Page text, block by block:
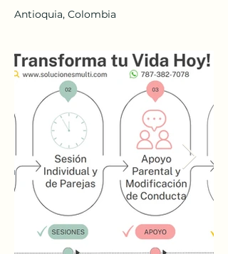
Antioquia, Colombia